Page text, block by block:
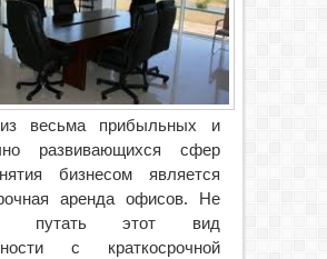
весьма прибыльных и
развивающихся сфер
бизнесом является
аренда офисов. Не
путать этот вид
с краткосрочной